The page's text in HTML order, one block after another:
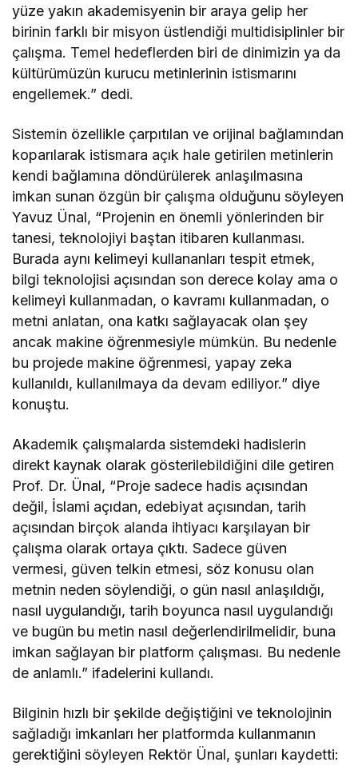
yüze yakın akademisyenin bir araya gelip her
birinin farklı bir misyon üstlendiği multidisiplinler bir
çalışma. Temel hedeflerden biri de dinimizin ya da
kültürümüzün kurucu metinlerinin istismarını
engellemek.” dedi.
Sistemin özellikle çarpıtılan ve orijinal bağlamından
koparılarak istismara açık hale getirilen metinlerin
kendi bağlamına döndürülerek anlaşılmasına
imkan sunan özgün bir çalışma olduğunu söyleyen
Yavuz Ünal, “Projenin en önemli yönlerinden bir
tanesi, teknolojiyi baştan itibaren kullanması.
Burada aynı kelimeyi kullananları tespit etmek,
bilgi teknolojisi açısından son derece kolay ama o
kelimeyi kullanmadan, o kavramı kullanmadan, o
metni anlatan, ona katkı sağlayacak olan şey
ancak makine öğrenmesiyle mümkün. Bu nedenle
bu projede makine öğrenmesi, yapay zeka
kullanıldı, kullanılmaya da devam ediliyor.” diye
konuştu.
Akademik çalışmalarda sistemdeki hadislerin
direkt kaynak olarak gösterilebildiğini dile getiren
Prof. Dr. Ünal, “Proje sadece hadis açısından
değil, İslami açıdan, edebiyat açısından, tarih
açısından birçok alanda ihtiyacı karşılayan bir
çalışma olarak ortaya çıktı. Sadece güven
vermesi, güven telkin etmesi, söz konusu olan
metnin neden söylendiği, o gün nasıl anlaşıldığı,
nasıl uygulandığı, tarih boyunca nasıl uygulandığı
ve bugün bu metin nasıl değerlendirilmelidir, buna
imkan sağlayan bir platform çalışması. Bu nedenle
de anlamlı.” ifadelerini kullandı.
Bilginin hızlı bir şekilde değiştiğini ve teknolojinin
sağladığı imkanları her platformda kullanmanın
gerektiğini söyleyen Rektör Ünal, şunları kaydetti: